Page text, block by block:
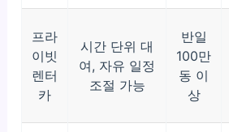
프라
이빗
렌터
카
시간 단위 대
여, 자유 일정
조절 가능
반일
100만
동 이
상